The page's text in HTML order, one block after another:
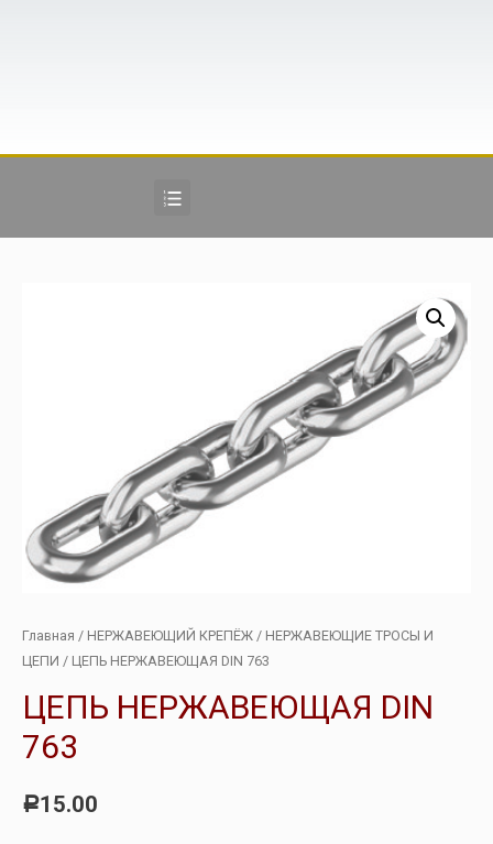
Главная / НЕРЖАВЕЮЩИЙ КРЕПЁЖ / НЕРЖАВЕЮЩИЕ ТРОСЫ И
ЦЕПИ / ЦЕПЬ НЕРЖАВЕЮЩАЯ DIN 763
ЦЕПЬ НЕРЖАВЕЮЩАЯ DIN
763
Р15.00